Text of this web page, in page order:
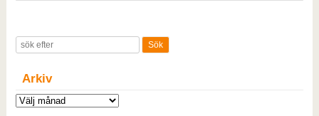
Arkiv
Arkiv